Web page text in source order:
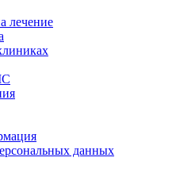
лечение
данных